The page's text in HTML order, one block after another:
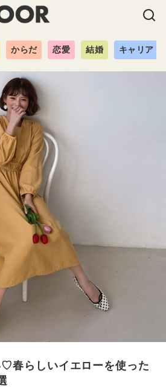
からだ 恋愛 結婚 キャリア
春らしいイエローを使った